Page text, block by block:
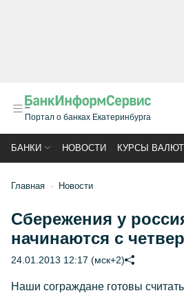
Портал о банках Екатеринбурга
БАНКИ НОВОСТИ КУРСЫ ВАЛЮТ
Главная Новости
Сбережения у
начинаются с
24.01.2013 12:17 (мск+2)
Наши сограждане готовы